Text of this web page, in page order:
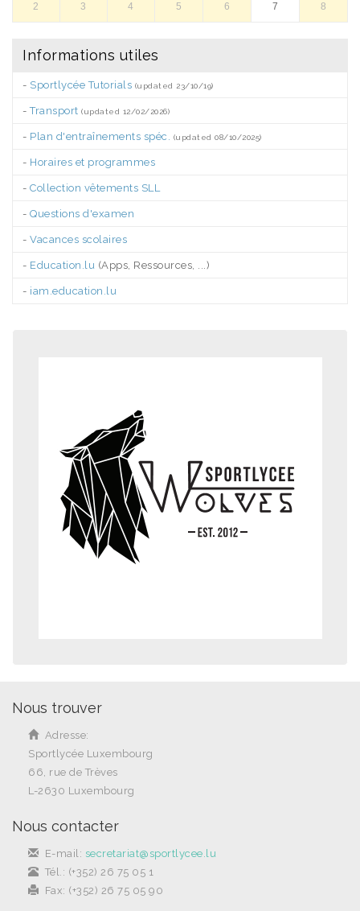
2 3 4 5 6 7 8
Informations utiles
- Sportlycée Tutorials (updated 23/10/19)
-Transport (updated 12/02/2026)
- Plan d'entraînements spéc. (updated 08/10/2025)
- Horaires et programmes
- Collection vêtements SLL
- Questions d'examen
- Vacances scolaires
- Education.lu (Apps, Ressources, ...)
- iam.education.lu
Nous trouver
Adresse:
Sportlycée Luxembourg
66, rue de Trèves
L-2630 Luxembourg
Nous contacter
E-mail: secretariat@sportlycee.lu
Tél.: (+352) 26 75 05 1
Fax: (+352) 26 75 05 90